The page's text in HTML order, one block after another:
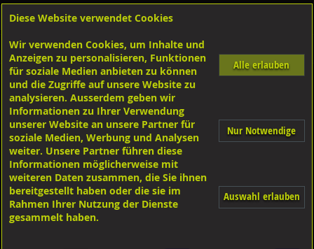
Shop Sicherungselemente Sperrkant- u. Sicherungsscheiben
Sicherungsscheiben Rip-LockA2 rostfrei,
Diese Website verwendet Cookies
Wir verwenden Cookies, um Inhalte und
Anzeigen zu personalisieren, Funktionen
für soziale Medien anbieten zu können
und die Zugriffe auf unsere Website zu
analysieren. Ausserdem geben wir
Informationen zu Ihrer Verwendung
unserer Website an unsere Partner für
soziale Medien, Werbung und Analysen
weiter. Unsere Partner führen diese
Informationen möglicherweise mit
weiteren Daten zusammen, die Sie ihnen
bereitgestellt haben oder die sie im
Rahmen Ihrer Nutzung der Dienste
gesammelt haben.
Alle erlauben
Nur Notwendige
Auswahl erlauben